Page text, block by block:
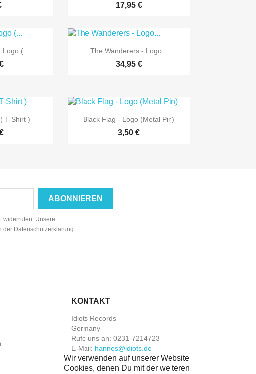
17,95 €
(...  Vorschau
The Wanderers - Logo...
34,95 €
T-Shirt )  Vorschau
Black Flag - Logo (Metal Pin)
3,50 €
widerrufen. Unsere
der Datenschutzerklärung.
KONTAKT
Idiots Records
Germany
Rufe uns an: 0231-7214723
E-Mail: hannes@idiots.de
Wir verwenden auf unserer Website
Cookies, denen Du mit der weiteren